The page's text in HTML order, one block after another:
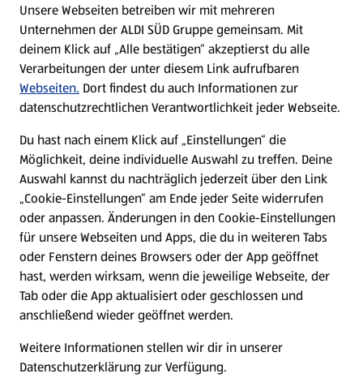
Nachhaltigkeit
Karriere
Presse
Hilfe & Kontakt
(öffnet in einem neuen Tab)
Unternehmen
Folge uns hier:
Unsere Webseiten betreiben wir mit mehreren
Unternehmen der ALDI SÜD Gruppe gemeinsam. Mit
deinem Klick auf „Alle bestätigen“ akzeptierst du alle
Verarbeitungen der unter diesem Link aufrufbaren
Webseiten. Dort findest du auch Informationen zur
datenschutzrechtlichen Verantwortlichkeit jeder Webseite.
Du hast nach einem Klick auf „Einstellungen“ die
Möglichkeit, deine individuelle Auswahl zu treffen. Deine
Auswahl kannst du nachträglich jederzeit über den Link
„Cookie-Einstellungen“ am Ende jeder Seite widerrufen
oder anpassen. Änderungen in den Cookie-Einstellungen
für unsere Webseiten und Apps, die du in weiteren Tabs
oder Fenstern deines Browsers oder der App geöffnet
hast, werden wirksam, wenn die jeweilige Webseite, der
Tab oder die App aktualisiert oder geschlossen und
anschließend wieder geöffnet werden.
Weitere Informationen stellen wir dir in unserer
Datenschutzerklärung zur Verfügung.